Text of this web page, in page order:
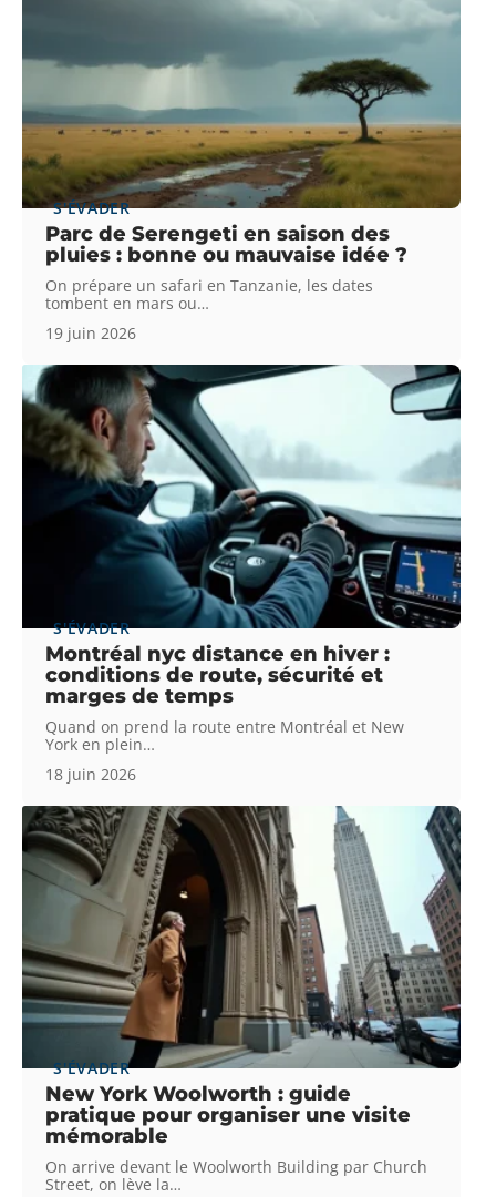
S'ÉVADER
Parc de Serengeti en saison des
pluies : bonne ou mauvaise idée ?
On prépare un safari en Tanzanie, les dates
tombent en mars ou…
19 juin 2026
S'ÉVADER
Montréal nyc distance en hiver :
conditions de route, sécurité et
marges de temps
Quand on prend la route entre Montréal et New
York en plein…
18 juin 2026
S'ÉVADER
New York Woolworth : guide
pratique pour organiser une visite
mémorable
On arrive devant le Woolworth Building par Church
Street, on lève la…